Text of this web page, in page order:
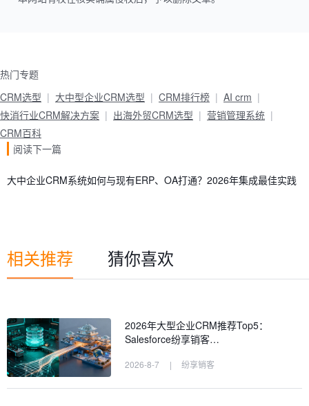
热门专题
CRM选型
大中型企业CRM选型 CRM排行榜
AI crm
快消行业CRM解决方案
出海外贸CRM选型
营销管理系统
CRM百科
阅读下一篇
大中企业CRM系统如何与现有ERP、OA打通？2026年集成最佳实践
相关推荐 猜你喜欢
2026年大型企业CRM推荐Top5：
Salesforce纷享销客…
2026-8-7 | 纷享销客